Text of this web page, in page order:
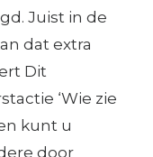
Juist in de
dat extra
Dit
‘Wie zie
kunt u
door